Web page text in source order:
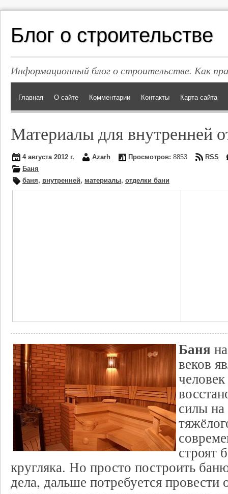
Блог о строительстве
Информационный блог о строительстве. Как
Главная О сайте Комментарии Контакты Карта сайта
Материалы для внутренней
4 августа 2012 г. Azarh Просмотров: 8853
RSS
Баня
баня, внутренней, материалы, отделки бани
Баня
веков
силы
строят
кругляка. Но просто построить
дела, дальше потребуется